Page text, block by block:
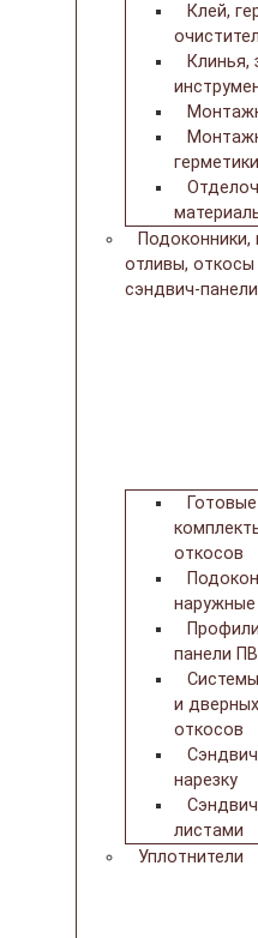
Клей,
Клинья,
Подоконники,
отливы, откосы
сэндвич-панели
Готовые
откосов
панели
и дверных
откосов
нарезку
листами
Уплотнители